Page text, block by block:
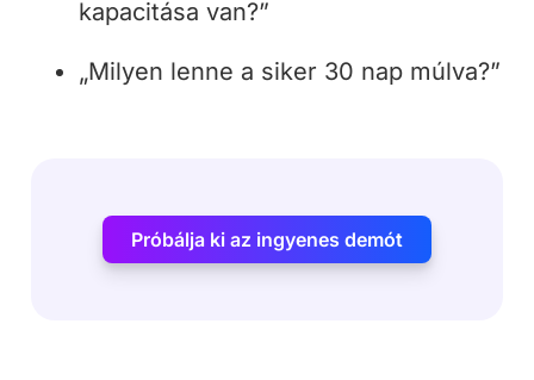
kapacitása van?”
„Milyen lenne a siker 30 nap múlva?”
Próbálja ki az ingyenes demót